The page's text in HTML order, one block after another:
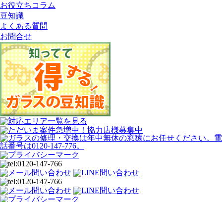
お役立ちコラム
豆知識
よくある質問
お問合せ